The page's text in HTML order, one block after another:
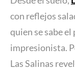
con reflejos
quien se sabe
impresionista.
Las Salinas